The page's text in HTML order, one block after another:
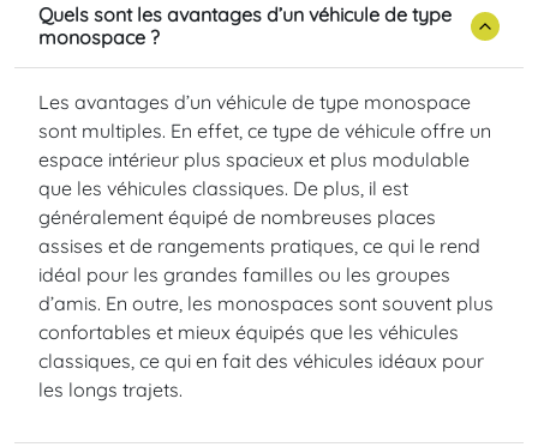
Quels sont les avantages d’un véhicule de type
monospace ?
Les avantages d’un véhicule de type monospace
sont multiples. En effet, ce type de véhicule offre un
espace intérieur plus spacieux et plus modulable
que les véhicules classiques. De plus, il est
généralement équipé de nombreuses places
assises et de rangements pratiques, ce qui le rend
idéal pour les grandes familles ou les groupes
d’amis. En outre, les monospaces sont souvent plus
confortables et mieux équipés que les véhicules
classiques, ce qui en fait des véhicules idéaux pour
les longs trajets.